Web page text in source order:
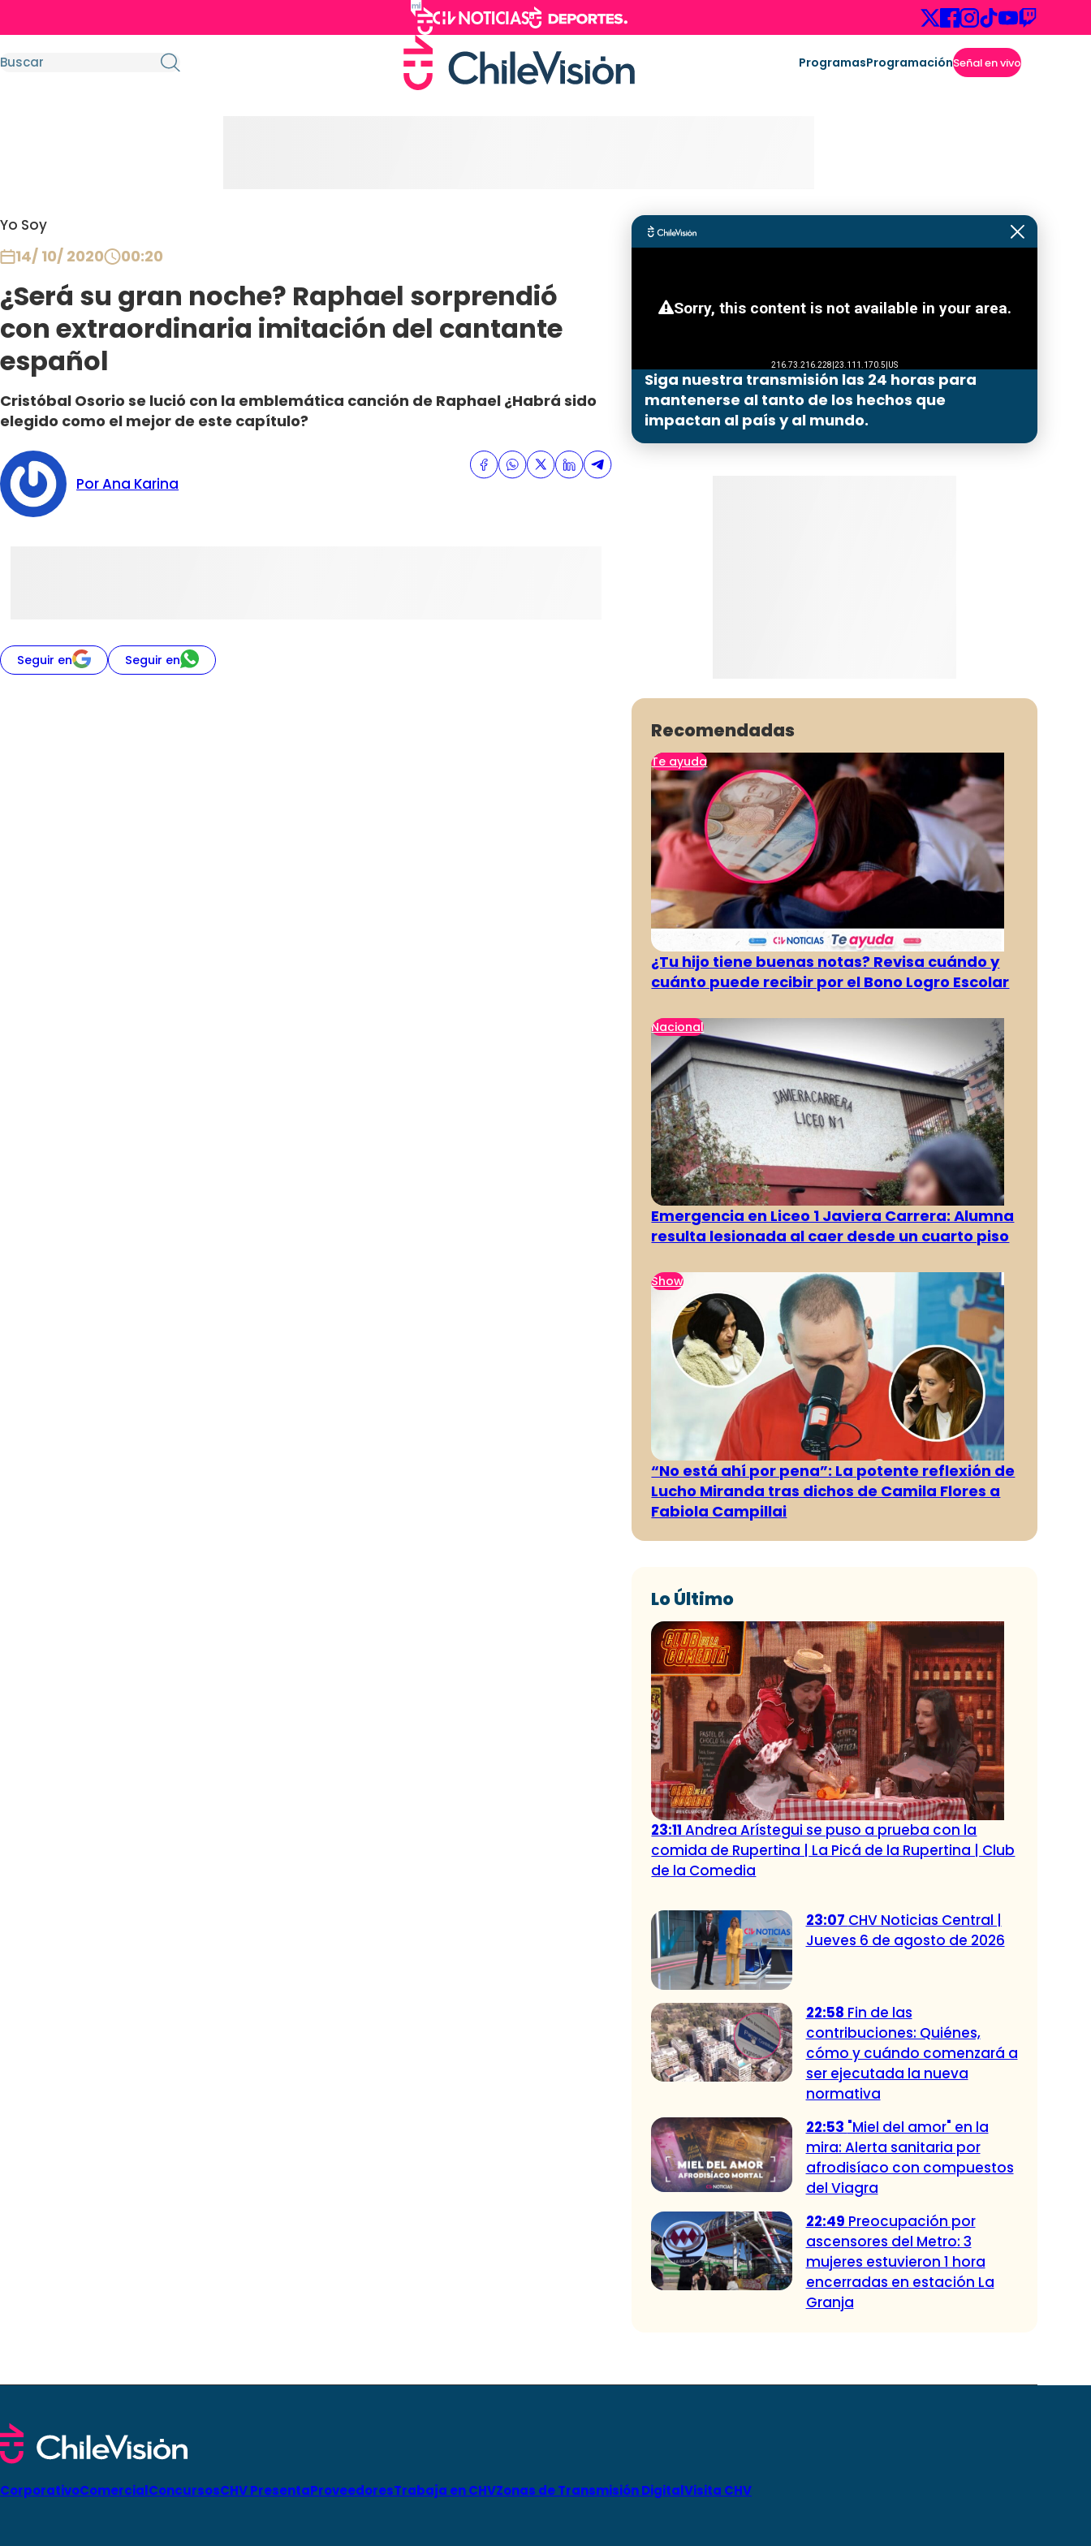
ProgramasProgramaciónSeñal en vivo
Yo Soy
14/ 10/ 2020 00:20
¿Será su gran noche? Raphael sorprendió
con extraordinaria imitación del cantante
español
Cristóbal Osorio se lució con la emblemática canción de Raphael ¿Habrá sido
elegido como el mejor de este capítulo?
Por Ana Karina
Seguir en Seguir en
Siga nuestra transmisión las 24 horas para
mantenerse al tanto de los hechos que
impactan al país y al mundo.
Recomendadas
Te ayuda
¿Tu hijo tiene buenas notas? Revisa cuándo y
cuánto puede recibir por el Bono Logro Escolar
Nacional
Emergencia en Liceo 1 Javiera Carrera: Alumna
resulta lesionada al caer desde un cuarto piso
Show
“No está ahí por pena”: La potente reflexión de
Lucho Miranda tras dichos de Camila Flores a
Fabiola Campillai
Lo Último
23:11Andrea Arístegui se puso a prueba con la
comida de Rupertina | La Picá de la Rupertina | Club
de la Comedia
23:07 CHV Noticias Central |
Jueves 6 de agosto de 2026
22:58 Fin de las
contribuciones: Quiénes,
cómo y cuándo comenzará a
ser ejecutada la nueva
normativa
22:53 "Miel del amor" en la
mira: Alerta sanitaria por
afrodisíaco con compuestos
del Viagra
22:49 Preocupación por
ascensores del Metro: 3
mujeres estuvieron 1 hora
encerradas en estación La
Granja
CorporativoComercialConcursosCHV PresentaProveedoresTrabaja en CHVZonas de Transmisión DigitalVisita CHV